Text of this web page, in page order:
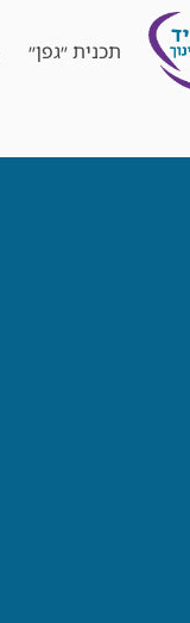
תכנית ״גפן״